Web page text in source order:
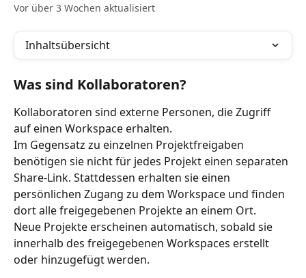
Vor über 3 Wochen aktualisiert
Inhaltsübersicht
Was sind Kollaboratoren?
Kollaboratoren sind externe Personen, die Zugriff
auf einen Workspace erhalten.
Im Gegensatz zu einzelnen Projektfreigaben
benötigen sie nicht für jedes Projekt einen separaten
Share-Link. Stattdessen erhalten sie einen
persönlichen Zugang zu dem Workspace und finden
dort alle freigegebenen Projekte an einem Ort.
Neue Projekte erscheinen automatisch, sobald sie
innerhalb des freigegebenen Workspaces erstellt
oder hinzugefügt werden.